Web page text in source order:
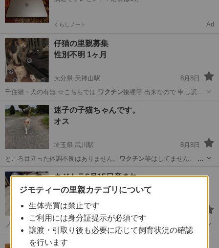
くらしノート Ad
仔猫の里親募集
性別不明 1ヶ月
大分県 天神山駅
8月8日
千住猫・犬の有無 ☆こちらでは ワクチン接種等 出来なので 申し訳あ
大分 由布市 天神山駅
迷子の子猫ちゃんです。
オス
埼玉県 武川駅
8月8日
ところ目立った体調不良はありません。
ワクチン等はしてません。 ◆
埼玉 深谷市 ワクチン
キジトラ6月15日産まれ
オス 1ヶ月
千葉県 土気駅
ノミダニ駆除 9月中旬には一回目のワクチン
を打つつもりです！ ◆そ
の他 譲渡…千葉市 土気駅
MacBook Air 13インチ 0円
ジモティーの里親カテゴリについて
生体売買は禁止です
ご利用には身分証提示が必須です
譲渡・引取り後も必要に応じて飼育状況の確認
を行います